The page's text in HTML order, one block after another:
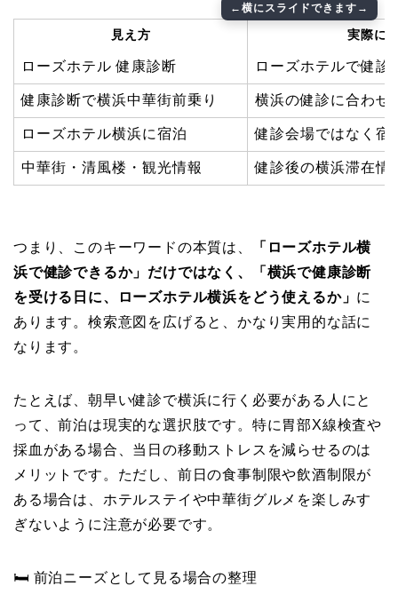
見え方 実際に
ローズホテル 健康診断 ローズホテルで健診
健康診断で横浜中華街前乗り 横浜の健診に合わせ
ローズホテル横浜に宿泊 健診会場ではなく宿
中華街・清風楼・観光情報 健診後の横浜滞在情
つまり、このキーワードの本質は、
「ローズホテル横
浜で健診できるか」だけではなく、「横浜で健康診断
を受ける日に、ローズホテル横浜をどう使えるか」 に
あります。検索意図を広げると、かなり実用的な話に
なります。
たとえば、朝早い健診で横浜に行く必要がある人にと
って、前泊は現実的な選択肢です。特に胃部X線検査や
採血がある場合、当日の移動ストレスを減らせるのは
メリットです。ただし、前日の食事制限や飲酒制限が
ある場合は、ホテルステイや中華街グルメを楽しみす
ぎないように注意が必要です。
🛏 前泊ニーズとして見る場合の整理